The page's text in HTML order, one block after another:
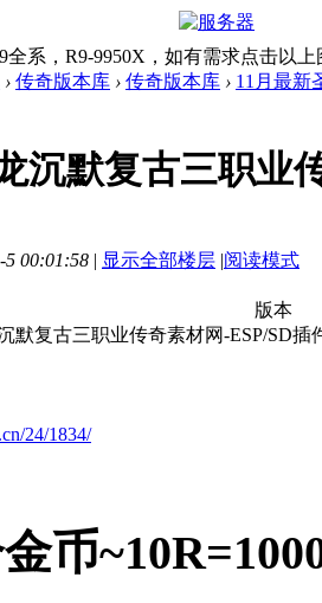
全系，R9-9950X，如有需求点击以
› 传奇版本库 › 传奇版本库 › 11月最新
沉默复古三职业
5 00:01:58 | 显示全部楼层 |阅读模式
版本
默复古三职业传奇素材网-ESP/SD
24/1834/
金币